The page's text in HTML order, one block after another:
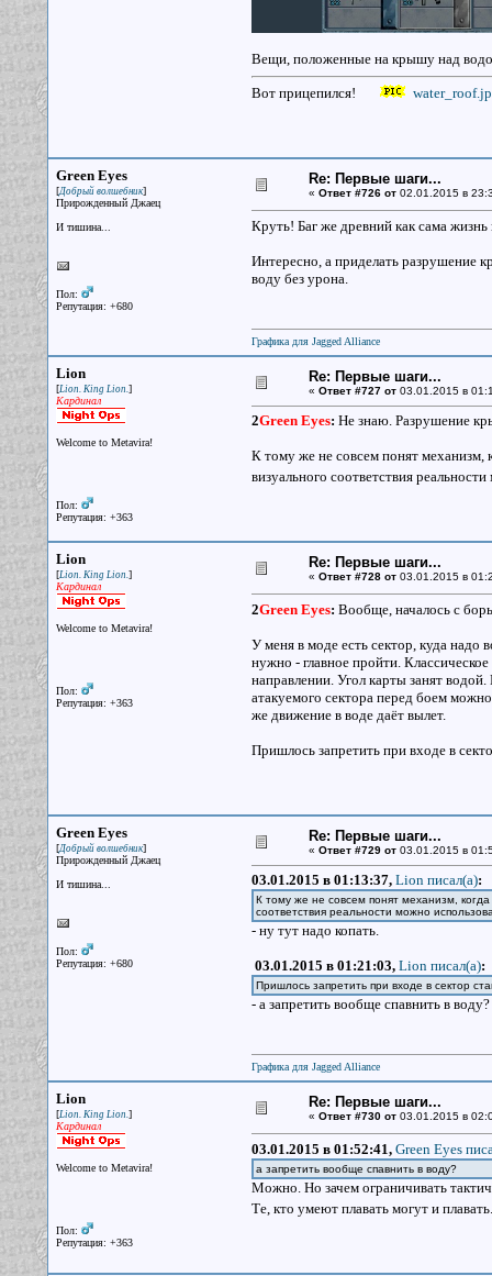
Вещи, положенные на крышу над
Вот прицепился!
Green Eyes
[Добрый волшебник]
Прирожденный Джаец
И тишина...
Пол:
Репутация: +680
Re: Первые шаги...
« Ответ #726 от02.01.2015 в
Круть! Баг же древний как сама жизнь
Интересно, а приделать разрушение
воду без урона.
Графика для Jagged Alliance
Lion
[Lion. King Lion.]
Кардинал
Welcome to Metavira!
Пол:
Репутация: +363
Re: Первые шаги...
« Ответ #727 от03.01.2015 в
2Green Eyes: Не знаю. Разрушение
К тому же не совсем понят механизм,
визуального соответствия
Lion
[Lion. King Lion.]
Кардинал
Welcome to Metavira!
Пол:
Репутация: +363
Re: Первые шаги...
« Ответ #728 от03.01.2015 в
2Green Eyes: Вообще, началось с
У меня в моде есть сектор, куда надо
нужно - главное пройти.
направлении. Угол карты занят
атакуемого сектора перед боем
же движение в воде даёт вылет.
Пришлось запретить при входе в
Green Eyes
[Добрый волшебник]
Прирожденный Джаец
И тишина...
Пол:
Репутация: +680
Re: Первые шаги...
« Ответ #729 от03.01.2015 в
03.01.2015 в 01:13:37, Lion писал(a):
К тому же не совсем понят механизм,
соответствия реальности можно
- ну тут надо копать.
03.01.2015 в 01:21:03, Lion писал(a):
Пришлось запретить при входе в сектор
- а запретить вообще спавнить в воду?
Графика для Jagged Alliance
Lion
[Lion. King Lion.]
Кардинал
Welcome to Metavira!
Пол:
Репутация: +363
Re: Первые шаги...
« Ответ #730 от03.01.2015 в
03.01.2015 в 01:52:41, Green Eyes
а запретить вообще спавнить в воду?
Можно. Но зачем ограничивать
Те, кто умеют плавать могут и